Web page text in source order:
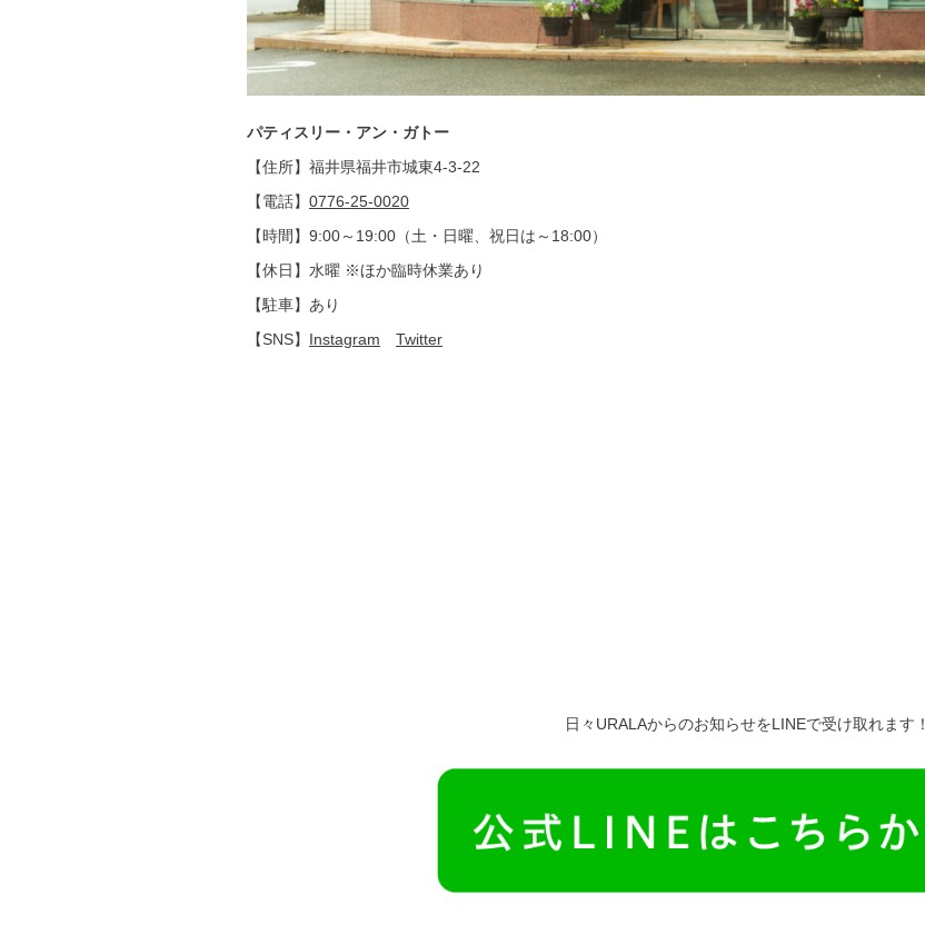
パティスリー・アン・ガトー
【住所】福井県福井市城東4-3-22
【電話】 0776-25-0020
【時間】9:00～19:00（土・日曜、祝日は～18:00）
【休日】水曜 ※ほか臨時休業あり
【駐車】あり
【SNS】 Instagram Twitter
日々URALAからのお知らせをLINEで受け取れます！